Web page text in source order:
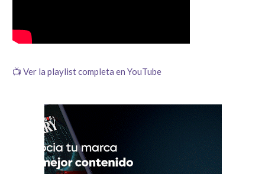
📺 Ver la playlist completa en YouTube